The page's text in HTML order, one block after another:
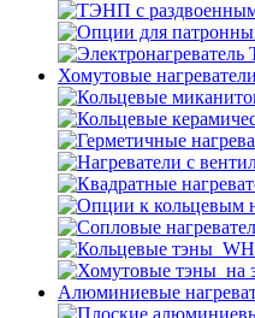
Хомутовые
Алюминиевые